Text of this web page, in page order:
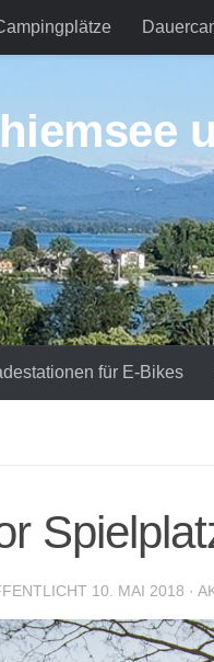
für E-Bikes
10. MAI 2018 ·